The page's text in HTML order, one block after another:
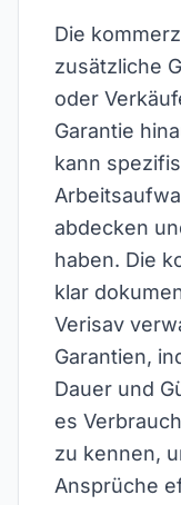
Die
zusätzliche
oder
Garantie
kann
abdecken
haben. Die
klar
Verisav
Garantien,
Dauer und
es
zu kennen,
Ansprüche